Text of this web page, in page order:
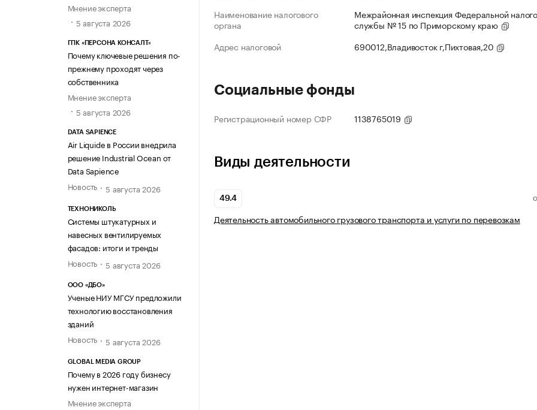
Мнение эксперта
5 августа 2026
ГПК «ПЕРСОНА КОНСАЛТ»
Почему ключевые решения по-
прежнему проходят через
собственника
Мнение эксперта
5 августа 2026
DATA SAPIENCE
Air Liquide в России внедрила
решение Industrial Ocean от
Data Sapience
Новость
5 августа 2026
ТЕХНОНИКОЛЬ
Системы штукатурных и
навесных вентилируемых
фасадов: итоги и тренды
Новость
5 августа 2026
ООО «ДБО»
Ученые НИУ МГСУ предложили
технологию восстановления
зданий
Новость
5 августа 2026
GLOBAL MEDIA GROUP
Почему в 2026 году бизнесу
нужен интернет-магазин
Мнение эксперта
Наименование налогового
органа
Межрайонная инспекция Федеральной
службы № 15 по Приморскому краю
Адрес налоговой
690012,Владивосток г,Пихтовая,20
Социальные фонды
Регистрационный номер СФР 1138765019
Виды деятельности
49.4
Деятельность автомобильного грузового транспорта и услуги по перевозкам